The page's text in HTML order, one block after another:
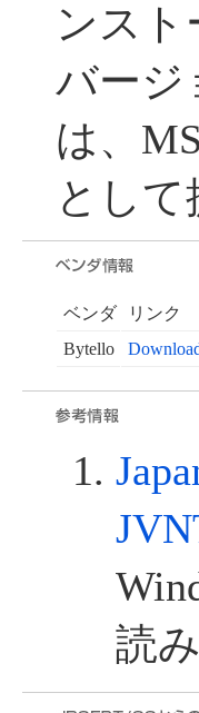
ンス
バージ
は、
とし
ベンダ
リンク
Bytello
読